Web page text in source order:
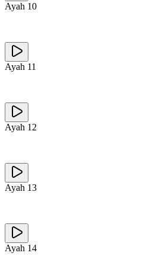
Ayah 10
Ayah 11
Ayah 12
Ayah 13
Ayah 14